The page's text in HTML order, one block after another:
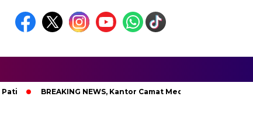
BREAKING NEWS, Kantor Camat Medan Area Dilahap